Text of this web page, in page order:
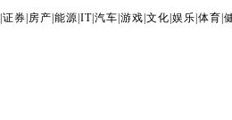
证券 房产 能源 IT| 汽车 游戏 文化 娱乐 体育